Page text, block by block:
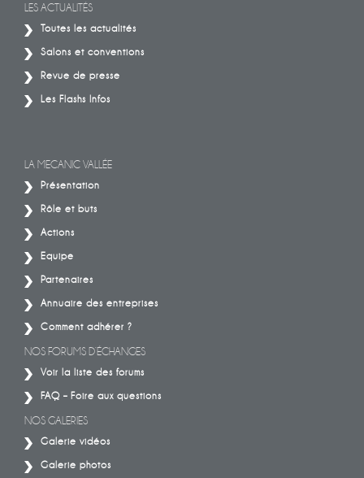
LES ACTUALITÉS
Toutes les actualités
Salons et conventions
Revue de presse
Les Flashs Infos
LA MECANIC VALLÉE
Présentation
Rôle et buts
Actions
Equipe
Partenaires
Annuaire des entreprises
Comment adhérer ?
NOS FORUMS D’ÉCHANGES
Voir la liste des forums
FAQ – Foire aux questions
NOS GALERIES
Galerie vidéos
Galerie photos